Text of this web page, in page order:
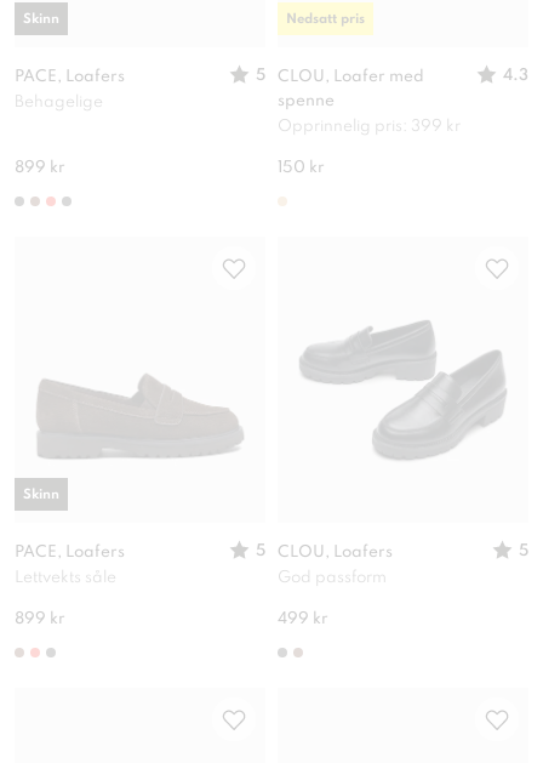
PACE, Loafers
5
Behagelige
899 kr
Skinn
CLOU, Loafer med
spenne
4.3
Opprinnelig pris: 399 kr
150 kr
Nedsatt pris
PACE, Loafers
5
Lettvekts såle
899 kr
Skinn
CLOU, Loafers
5
God passform
499 kr